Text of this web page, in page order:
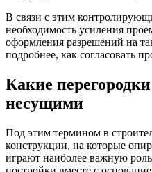
В связи с этим
необходимость усиления
оформления разрешений на
подробнее, как согласовать
Какие
несущими
Под этим термином в
конструкции, на которые
играют наиболее важную